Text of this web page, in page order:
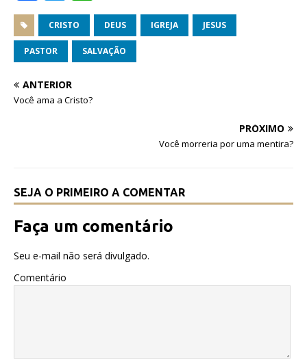
a
c
e
b
o
w
it
te
r
h
at
s
CRISTO DEUS IGREJA JESUS
PASTOR SALVAÇÃO
ANTERIOR
Você ama a Cristo?
PRÓXIMO
Você morreria por uma mentira?
SEJA O PRIMEIRO A COMENTAR
Faça um comentário
Seu e-mail não será divulgado.
Comentário